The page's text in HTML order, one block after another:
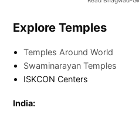
Explore Temples
Temples Around World
Swaminarayan Temples
ISKCON Centers
India: